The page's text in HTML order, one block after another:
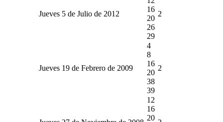
Jueves 5 de Julio de 2012
16
20
26
29
2
Jueves 19 de Febrero de 2009
4
8
16
20
38
39
2
12
16
20